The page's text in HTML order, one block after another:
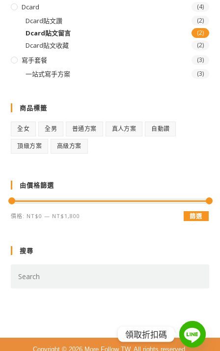
Dcard (4)
Dcard貼文讚 (2)
Dcard貼文留言 (2)
Dcard貼文收藏 (2)
寫手套餐 (3)
一站式寫手方案 (3)
商品標籤
全女 全男 普通方案 真人方案 自動讚
頂級方案 高級方案
由價格篩選
篩選
價格: NT$0 — NT$1,800
搜尋
Copyright © 2026 More Follow TW. All rights reserved.
領取折扣碼